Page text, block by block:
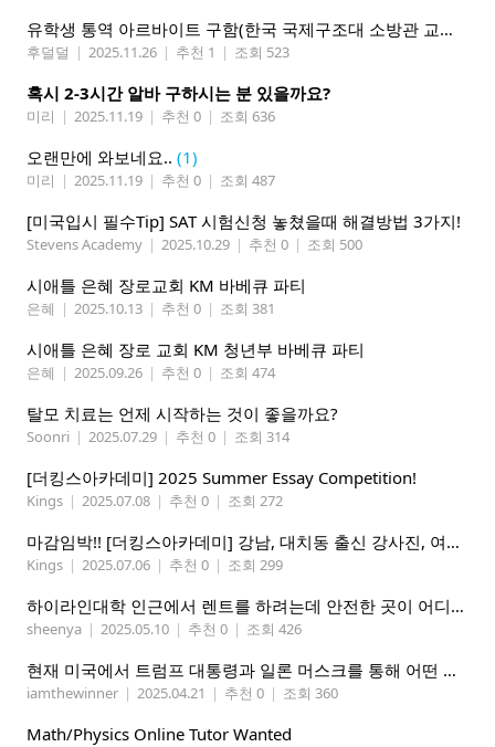
유학생 통역 아르바이트 구함(한국 국제구조대 소방관 교육통역 구함)
후덜덜 | 2025.11.26 | 추천 1 | 조회 523
혹시 2-3시간 알바 구하시는 분 있을까요?
미리 | 2025.11.19 | 추천 0 | 조회 636
오랜만에 와보네요.. (1)
미리 | 2025.11.19 | 추천 0 | 조회 487
[미국입시 필수Tip] SAT 시험신청 놓쳤을때 해결방법 3가지!
Stevens Academy | 2025.10.29 | 추천 0 | 조회 500
시애틀 은혜 장로교회 KM 바베큐 파티
은혜 | 2025.10.13 | 추천 0 | 조회 381
시애틀 은혜 장로 교회 KM 청년부 바베큐 파티
은혜 | 2025.09.26 | 추천 0 | 조회 474
탈모 치료는 언제 시작하는 것이 좋을까요?
Soonri | 2025.07.29 | 추천 0 | 조회 314
[더킹스아카데미] 2025 Summer Essay Competition!
Kings | 2025.07.08 | 추천 0 | 조회 272
마감임박!! [더킹스아카데미] 강남, 대치동 출신 강사진, 여름특강 2025 The Perfect DSAT
Kings | 2025.07.06 | 추천 0 | 조회 299
하이라인대학 인근에서 렌트를 하려는데 안전한 곳이 어디일까요
sheenya | 2025.05.10 | 추천 0 | 조회 426
현재 미국에서 트럼프 대통령과 일론 머스크를 통해 어떤 변화를 예상하십니까?
iamthewinner | 2025.04.21 | 추천 0 | 조회 360
Math/Physics Online Tutor Wanted